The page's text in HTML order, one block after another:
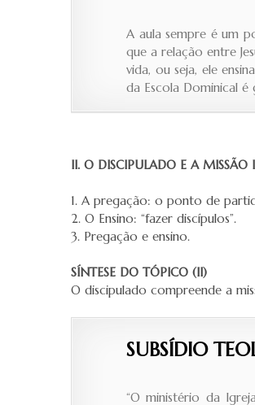
A aula sempre é um
que a relação entre
vida, ou seja, ele
da Escola Dominical é
II. O DISCIPULADO E A MISSÃO
1. A pregação: o ponto de
2. O Ensino: “fazer discípulos”.
3. Pregação e ensino.
SÍNTESE DO TÓPICO (II)
O discipulado compreende a
SUBSÍDIO
“O ministério da